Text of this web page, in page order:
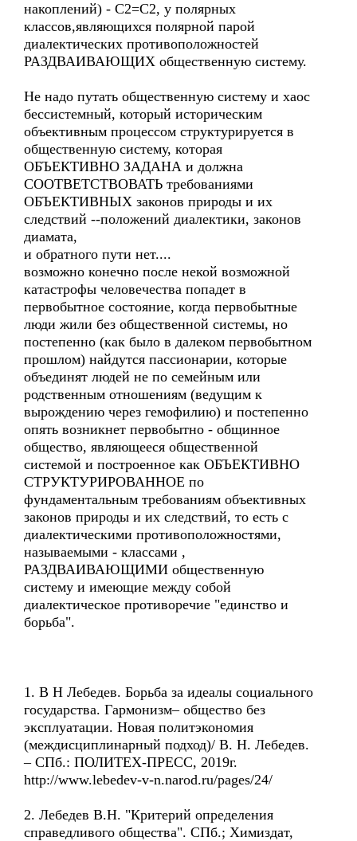
накоплений) - С2=С2, у полярных
классов,являющихся полярной парой
диалектических противоположностей
РАЗДВАИВАЮЩИХ общественную систему.
Не надо путать общественную систему и хаос
бессистемный, который историческим
объективным процессом структурируется в
общественную систему, которая
ОБЪЕКТИВНО ЗАДАНА и должна
СООТВЕТСТВОВАТЬ требованиями
ОБЪЕКТИВНЫХ законов природы и их
следствий --положений диалектики, законов
диамата,
и обратного пути нет....
возможно конечно после некой возможной
катастрофы человечества попадет в
первобытное состояние, когда первобытные
люди жили без общественной системы, но
постепенно (как было в далеком первобытном
прошлом) найдутся пассионарии, которые
объединят людей не по семейным или
родственным отношениям (ведущим к
вырождению через гемофилию) и постепенно
опять возникнет первобытно - общинное
общество, являющееся общественной
системой и построенное как ОБЪЕКТИВНО
СТРУКТУРИРОВАННОЕ по
фундаментальным требованиям объективных
законов природы и их следствий, то есть с
диалектическими противоположностями,
называемыми - классами ,
РАЗДВАИВАЮЩИМИ общественную
систему и имеющие между собой
диалектическое противоречие "единство и
борьба".
1. В Н Лебедев. Борьба за идеалы социального
государства. Гармонизм– общество без
эксплуатации. Новая политэкономия
(междисциплинарный подход)/ В. Н. Лебедев.
– СПб.: ПОЛИТЕХ-ПРЕСС, 2019г.
http://www.lebedev-v-n.narod.ru/pages/24/
2. Лебедев В.Н. "Критерий определения
справедливого общества". СПб.; Химиздат,